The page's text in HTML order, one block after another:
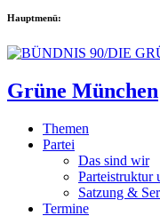
Hauptmenü:
Grüne München
Themen
Partei
Das sind wir
Parteistruktur
Satzung &
Termine